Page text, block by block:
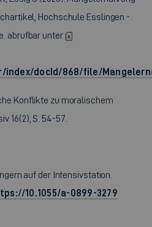
Hochschule Esslingen -
abrufbar unter
index/docId/868/file/
Konflikte zu moralischem
16(2), S. 54-57.
auf der Intensivstation.
10.1055/a-0899-3279